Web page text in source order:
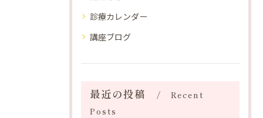
診療カレンダー
講座ブログ
最近の投稿
Recent
Posts